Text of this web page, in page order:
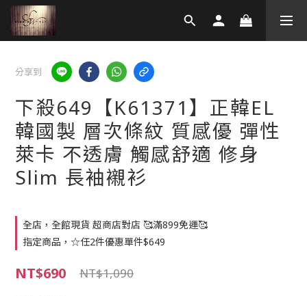
分享到
下殺649【K61371】正韓EL
韓國製 層次條紋 質感優 彈性
萊卡 不透膚 觸感舒適 修身
Slim 長袖襯衫
全店，全館現貨 超商店對店 🥰滿899免運🥰
指定商品，☆任2件優惠單件$649
NT$690 NT$1,090